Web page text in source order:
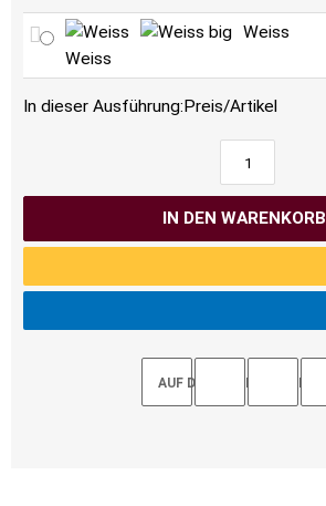
Weiss
Weiss
In dieser Ausführung:Preis/Artikel
IN DEN WARENKORB
AUF DEN MERKZETTEL